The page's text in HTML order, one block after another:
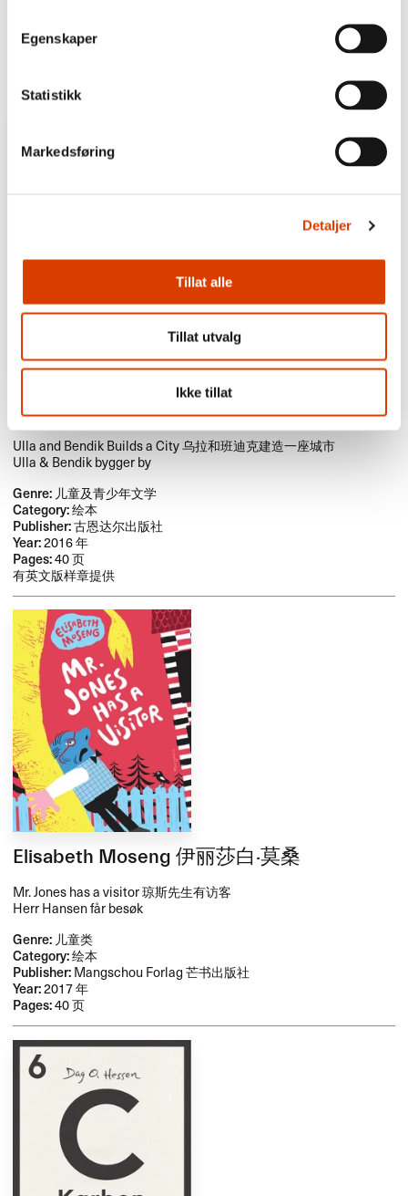
Egenskaper
Statistikk
Markedsføring
Detaljer
Tillat alle
Tillat utvalg
Ikke tillat
Publisher:Kagge Due: October 十月出版社
奥西尔德·康斯塔德·约翰森 Å. K. Johnsen,
Åshild Kanstad Johnsen (ill.)
Ulla and Bendik Builds a City 乌拉和班迪克建造一座城市
Ulla & Bendik bygger by
Genre: 儿童及青少年文学
Category:绘本
Publisher:古恩达尔出版社
Year:2016 年
Pages:40 页
有英文版样章提供
Elisabeth Moseng 伊丽莎白·莫桑
Mr. Jones has a visitor 琼斯先生有访客
Herr Hansen får besøk
Genre: 儿童类
Category:绘本
Publisher:Mangschou Forlag 芒书出版社
Year:2017 年
Pages:40 页